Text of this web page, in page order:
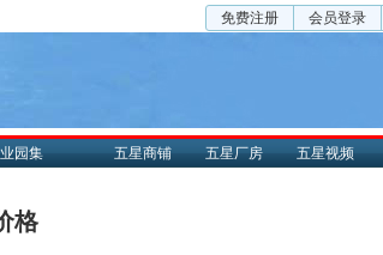
免费注册 会员登录
园集 五星商铺 五星厂房 五星视频
格